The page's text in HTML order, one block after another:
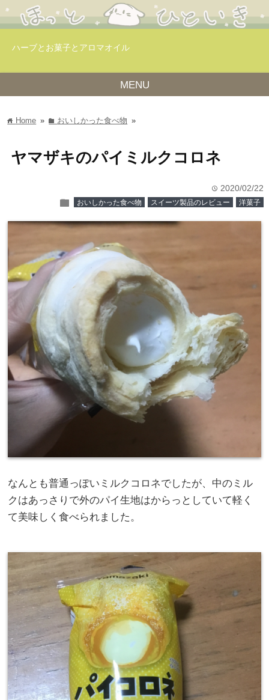
ハーブとお菓子とアロマオイル
MENU
home Home » folder おいしかった食べ物 »
ヤマザキのパイミルクコロネ
time 2020/02/22
folder おいしかった食べ物 スイーツ製品のレビュー 洋菓子
なんとも普通っぽいミルクコロネでしたが、中のミル
クはあっさりで外のパイ生地はからっとしていて軽く
て美味しく食べられました。